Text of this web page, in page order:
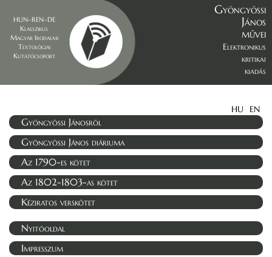
HUN–REN–DE
Klasszikus
Magyar Irodalmi
Textológiai
Kutatócsoport
Gyöngyössi
János
művei
Elektronikus
kritikai
kiadás
HU EN
Gyöngyössi Jánosról
Gyöngyössi János diáriuma
Az 1790-es kötet
Az 1802-1803-as kötet
Kéziratos verskötet
Nyitóoldal
Impresszum